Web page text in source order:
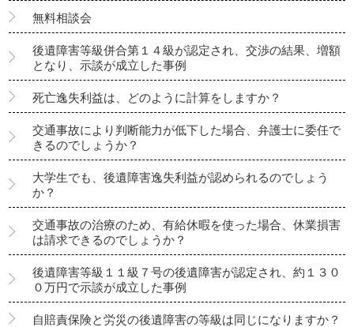
無料相談会
後遺障害等級併合第１４級が認定され、交渉の結果、増額
となり、示談が成立した事例
死亡逸失利益は、どのように計算をしますか？
交通事故により判断能力が低下した場合、弁護士に委任で
きるのでしょうか？
大学生でも、後遺障害逸失利益が認められるのでしょう
か？
交通事故の治療のため、有給休暇を使った場合、休業損害
は請求できるのでしょうか？
後遺障害等級１１級７号の後遺障害が認定され、約１３０
０万円で示談が成立した事例
自賠責保険と労災の後遺障害の等級は同じになりますか？